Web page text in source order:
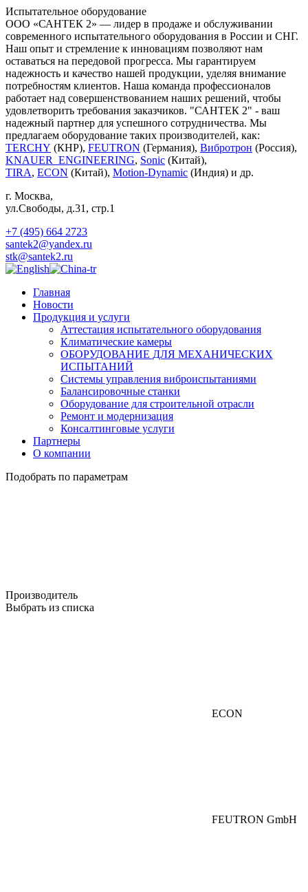
Испытательное оборудование
ООО «САНТЕК 2» — лидер в продаже и обслуживании
современного испытательного оборудования в России и СНГ.
Наш опыт и стремление к инновациям позволяют нам
оставаться на передовой прогресса. Мы гарантируем
надежность и качество нашей продукции, уделяя внимание
потребностям клиентов. Наша команда профессионалов
работает над совершенствованием наших решений, чтобы
удовлетворить требования заказчиков. "САНТЕК 2" - ваш
надежный партнер для успешного сотрудничества. Мы
предлагаем оборудование таких производителей, как:
TERCHY (КНР), FEUTRON (Германия), Вибротрон (Россия),
KNAUER_ENGINEERING, Sonic (Китай),
TIRA, ECON (Китай), Motion-Dynamic (Индия) и др.
г. Москва,
ул.Свободы, д.31, стр.1
+7 (495) 664 2723
santek2@yandex.ru
stk@santek2.ru
Главная
Новости
Продукция и услуги
Аттестация испытательного оборудования
Климатические камеры
ОБОРУДОВАНИЕ ДЛЯ МЕХАНИЧЕСКИХ
ИСПЫТАНИЙ
Системы управления виброиспытаниями
Балансировочные станки
Оборудование для строительной отрасли
Ремонт и модернизация
Консалтинговые услуги
Партнеры
О компании
Подобрать по параметрам
Производитель
Выбрать из списка
ECON
FEUTRON GmbH